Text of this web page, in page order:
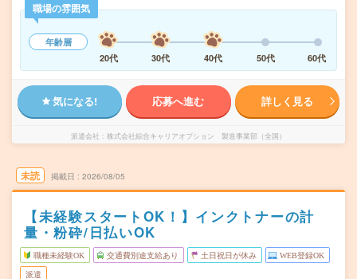
職場の雰囲気
年齢層
20代
30代 40代 50代 60代
気になる! 応募へ進む 詳しく見る
派遣会社 株式会社綜合キャリアオプション 製造事業部（全国）
未読 掲載日 2026/08/05
【未経験スタートOK！】インクトナーの計
量・粉砕/日払いOK
職種未経験OK 交通費別途支給あり 土日祝日が休み WEB登録OK
派遣